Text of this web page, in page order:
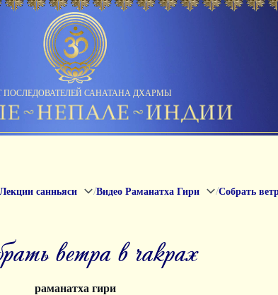
ПОСЛЕДОВАТЕЛЕЙ САНАТАНА ДХАРМЫ
Лекции санньяси /Видео Раманатха Гири /Собрать
ветра в чакрах
раманатха гири